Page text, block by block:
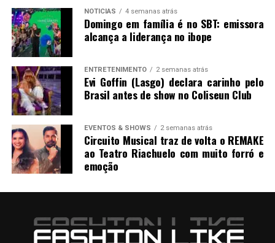
NOTICIAS 4 semanas atrás
Domingo em família é no SBT: emissora
alcança a liderança no ibope
ENTRETENIMENTO 2 semanas atrás
Evi Goffin (Lasgo) declara carinho pelo
Brasil antes de show no Coliseun Club
EVENTOS & SHOWS 2 semanas atrás
Circuito Musical traz de volta o REMAKE
ao Teatro Riachuelo com muito forró e
emoção